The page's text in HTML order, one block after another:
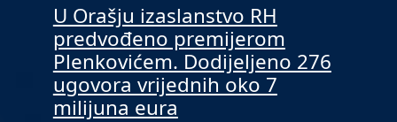
U Orašju izaslanstvo RH
predvođeno premijerom
Plenkovićem. Dodijeljeno 276
ugovora vrijednih oko 7
milijuna eura